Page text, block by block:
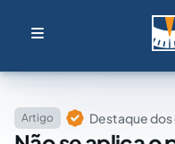
Artigo Destaque